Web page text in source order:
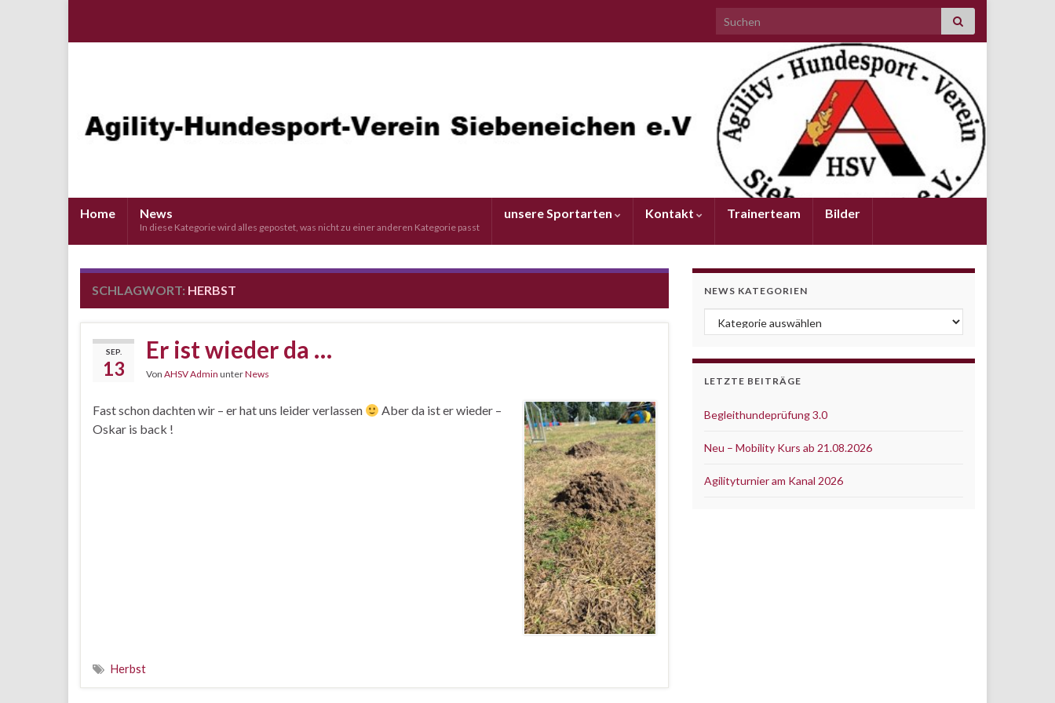
Search for:
Home News
In diese Kategorie wird alles gepostet, was nicht zu einer anderen Kategorie passt
unsere Sportarten Kontakt Trainerteam Bilder
SCHLAGWORT: HERBST
SEP.
13
Er ist wieder da …
Von AHSV Admin unterNews
Fast schon dachten wir – er hat uns leider verlassen
Aber da ist er wieder –
Oskar is back !
Herbst
NEWS KATEGORIEN
News Kategorien
LETZTE BEITRÄGE
Begleithundeprüfung 3.0
Neu – Mobility Kurs ab 21.08.2026
Agilityturnier am Kanal 2026